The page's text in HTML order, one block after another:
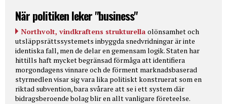
När politiken leker "business"
Northvolt, vindkraftens strukturella olönsamhet och
utsläppsrättssystemets inbyggda snedvridningar är inte
identiska fall, men de delar en gemensam logik. Staten har
hittills haft mycket begränsad förmåga att identifiera
morgondagens vinnare och de förment marknadsbaserad
styrmedlen visar sig vara lika politiskt konstruerat som en
riktad subvention, bara svårare att se i ett system där
bidragsberoende bolag blir en allt vanligare företeelse.